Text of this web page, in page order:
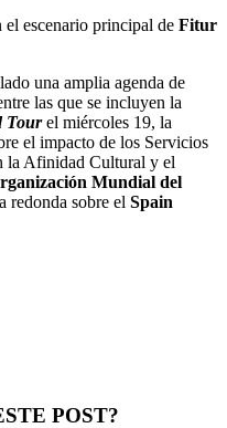
escenario principal de Fitur
una amplia agenda de
las que se incluyen la
Tourel miércoles 19, la
el impacto de los Servicios
la Afinidad Cultural y el
Mundial del
redonda sobre el Spain
POST?